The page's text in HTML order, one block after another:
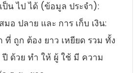
ป็น ไป ได้ (ข้อมูล ประจํา):
มอ ปลาย และ การ เก็บ เงิน:
ที่ ถูก ต้อง ยาว เหยียด รวม ทั้ง
ด้วย ทํา ให้ ผู้ ใช้ มี ความ